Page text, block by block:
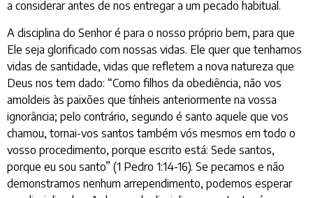
a considerar antes de nos entregar a um pecado habitual.
A disciplina do Senhor é para o nosso próprio bem, para que
Ele seja glorificado com nossas vidas. Ele quer que tenhamos
vidas de santidade, vidas que refletem a nova natureza que
Deus nos tem dado: “Como filhos da obediência, não vos
amoldeis às paixões que tínheis anteriormente na vossa
ignorância; pelo contrário, segundo é santo aquele que vos
chamou, tornai-vos santos também vós mesmos em todo o
vosso procedimento, porque escrito está: Sede santos,
porque eu sou santo” (1 Pedro 1:14-16). Se pecamos e não
demonstramos nenhum arrependimento, podemos esperar